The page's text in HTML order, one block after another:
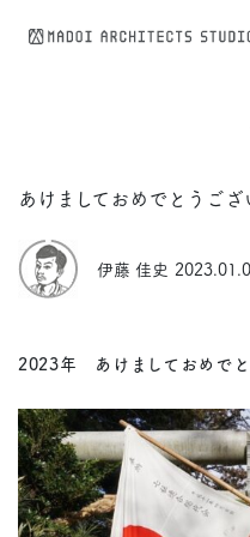
あけましておめでとうござ
伊藤 佳史
2023年 あけましておめでと